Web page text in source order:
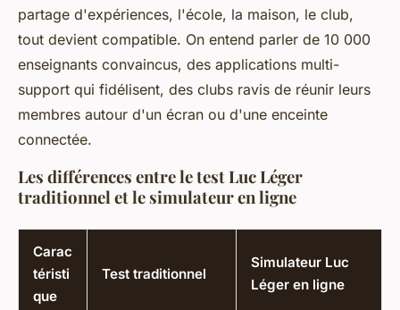
partage d'expériences, l'école, la maison, le club,
tout devient compatible. On entend parler de 10 000
enseignants convaincus, des applications multi-
support qui fidélisent, des clubs ravis de réunir leurs
membres autour d'un écran ou d'une enceinte
connectée.
Les différences entre le test Luc Léger
traditionnel et le simulateur en ligne
Carac
téristi
que
Test traditionnel
Simulateur Luc
Léger en ligne